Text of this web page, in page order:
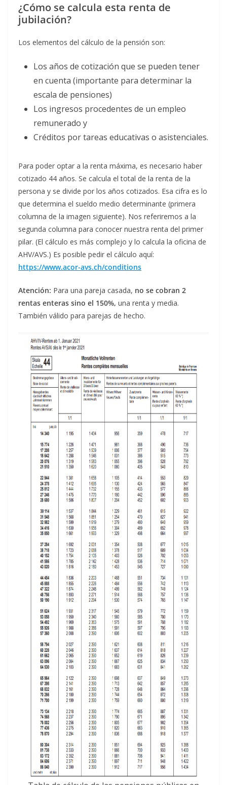
¿Cómo se calcula esta renta de
jubilación?
Los elementos del cálculo de la pensión son:
Los años de cotización que se pueden tener
en cuenta (importante para determinar la
escala de pensiones)
Los ingresos procedentes de un empleo
remunerado y
Créditos por tareas educativas o asistenciales.
Para poder optar a la renta máxima, es necesario haber
cotizado 44 años. Se calcula el total de la renta de la
persona y se divide por los años cotizados. Esa cifra es lo
que determina el sueldo medio determinante (primera
columna de la imagen siguiente). Nos referiremos a la
segunda columna para conocer nuestra renta del primer
pilar. (El cálculo es más complejo y lo calcula la oficina de
AHV/AVS.) Es posible pedir el cálculo aquí:
https://www.acor-avs.ch/conditions
Atención: Para una pareja casada, no se cobran 2
rentas enteras sino el 150%, una renta y media.
También válido para parejas de hecho.